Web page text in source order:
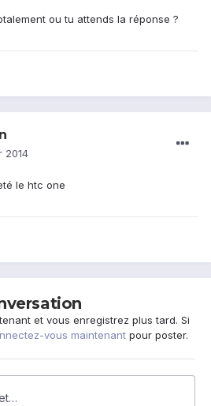
ou tu attends la réponse ?
2014
le htc one
et vous enregistrez plus tard. Si
vous maintenant pour poster.